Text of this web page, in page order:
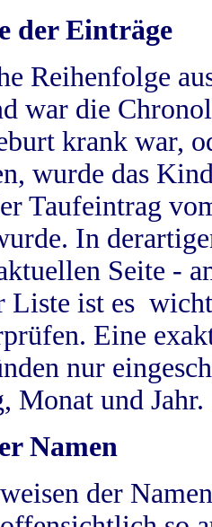
der Einträge
Reihenfolge
war die
krank war,
wurde das
Taufeintrag
In
Seite -
Liste ist es
Eine
nur
Monat und Jahr.
Namen
der